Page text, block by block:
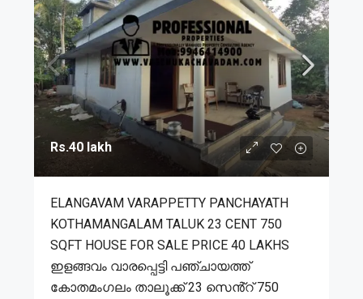
Rs.40 lakh
ELANGAVAM VARAPPETTY PANCHAYATH
KOTHAMANGALAM TALUK 23 CENT 750
SQFT HOUSE FOR SALE PRICE 40 LAKHS
ഇളങ്ങവം വാരപ്പെട്ടി പഞ്ചായത്ത്
കോതമംഗലം താലൂക്ക് 23 സെൻ്റ് 750